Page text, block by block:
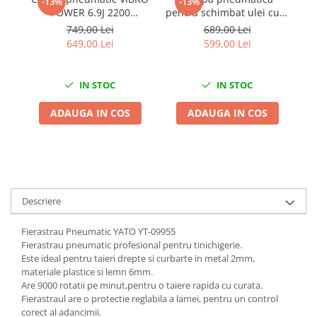
Chei Dinamometrice
Ciocane Dalti si Dornuri
Scule Electrice
Aeroterme si Incalzitoare
Aparate de spalat cu presiune
Masini de polishat
Pistoale aer cald
Pistoale de lipit
Pistoale electrice de impact
Polizoare unghiulare
Rindele
Slefuitoare electrice
POWER 6.9J 2200
batai/minut cu conector
rapid
749,00 Lei
649,00 Lei
IN STOC
ADAUGA IN COS
pentru schimbat ulei cutii
viteze automate 10 litri 13
adaptoare
689,00 Lei
599,00 Lei
IN STOC
ADAUGA IN COS
Descriere
Fierastrau Pneumatic YATO YT-09955
Fierastrau pneumatic profesional pentru tinichigerie.
Este ideal pentru taieri drepte si curbarte in metal 2mm,
materiale plastice si lemn 6mm.
Are 9000 rotatii pe minut,pentru o taiere rapida cu curata.
Fierastraul are o protectie reglabila a lamei, pentru un control
corect al adancimii.